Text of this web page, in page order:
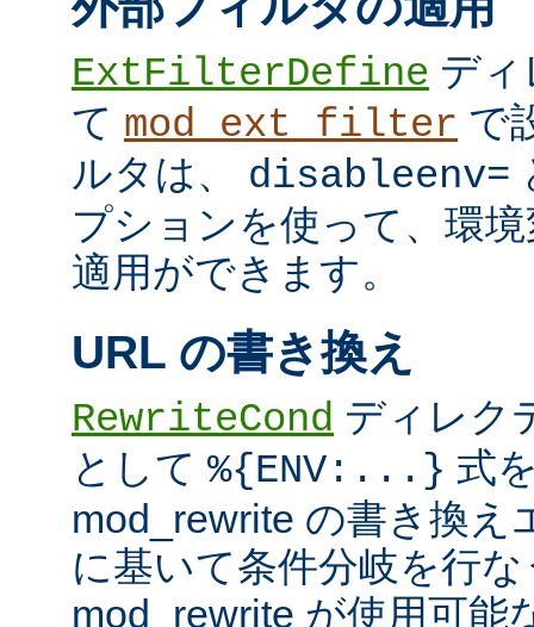
ExtFilterDefine デ
て mod_ext_filter で
ルタは、 disableenv=
プションを使って、環
適用ができます。
URL の書き換え
RewriteCond ディレク
として %{ENV:...} 式
mod_rewrite の書き換え
に基いて条件分岐を行
mod_rewrite が使用可能